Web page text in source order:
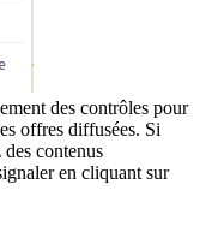
des contrôles pour
offres diffusées. Si
contenus
en cliquant sur